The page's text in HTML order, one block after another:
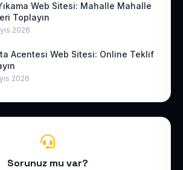
Web Sitesi: Mahalle Mahalle
Toplayın
2026
Acentesi Web Sitesi: Online Teklif
2026
Sorunuz mu var?